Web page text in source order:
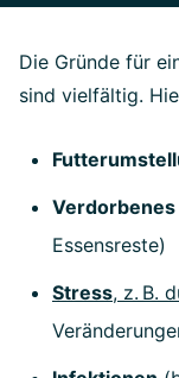
Die Gründe für
sind vielfältig.
Essensreste)
Stress, z. B.
Verä